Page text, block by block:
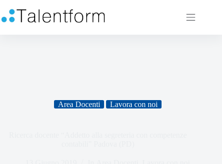
Area Docenti Lavora con noi